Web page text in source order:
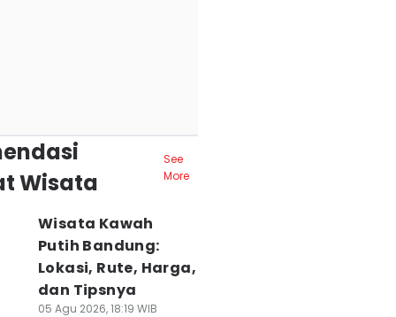
Wisata
See
More
Wisata Kawah
Putih Bandung:
Lokasi, Rute, Harga,
dan Tipsnya
05 Agu 2026, 18:19 WIB